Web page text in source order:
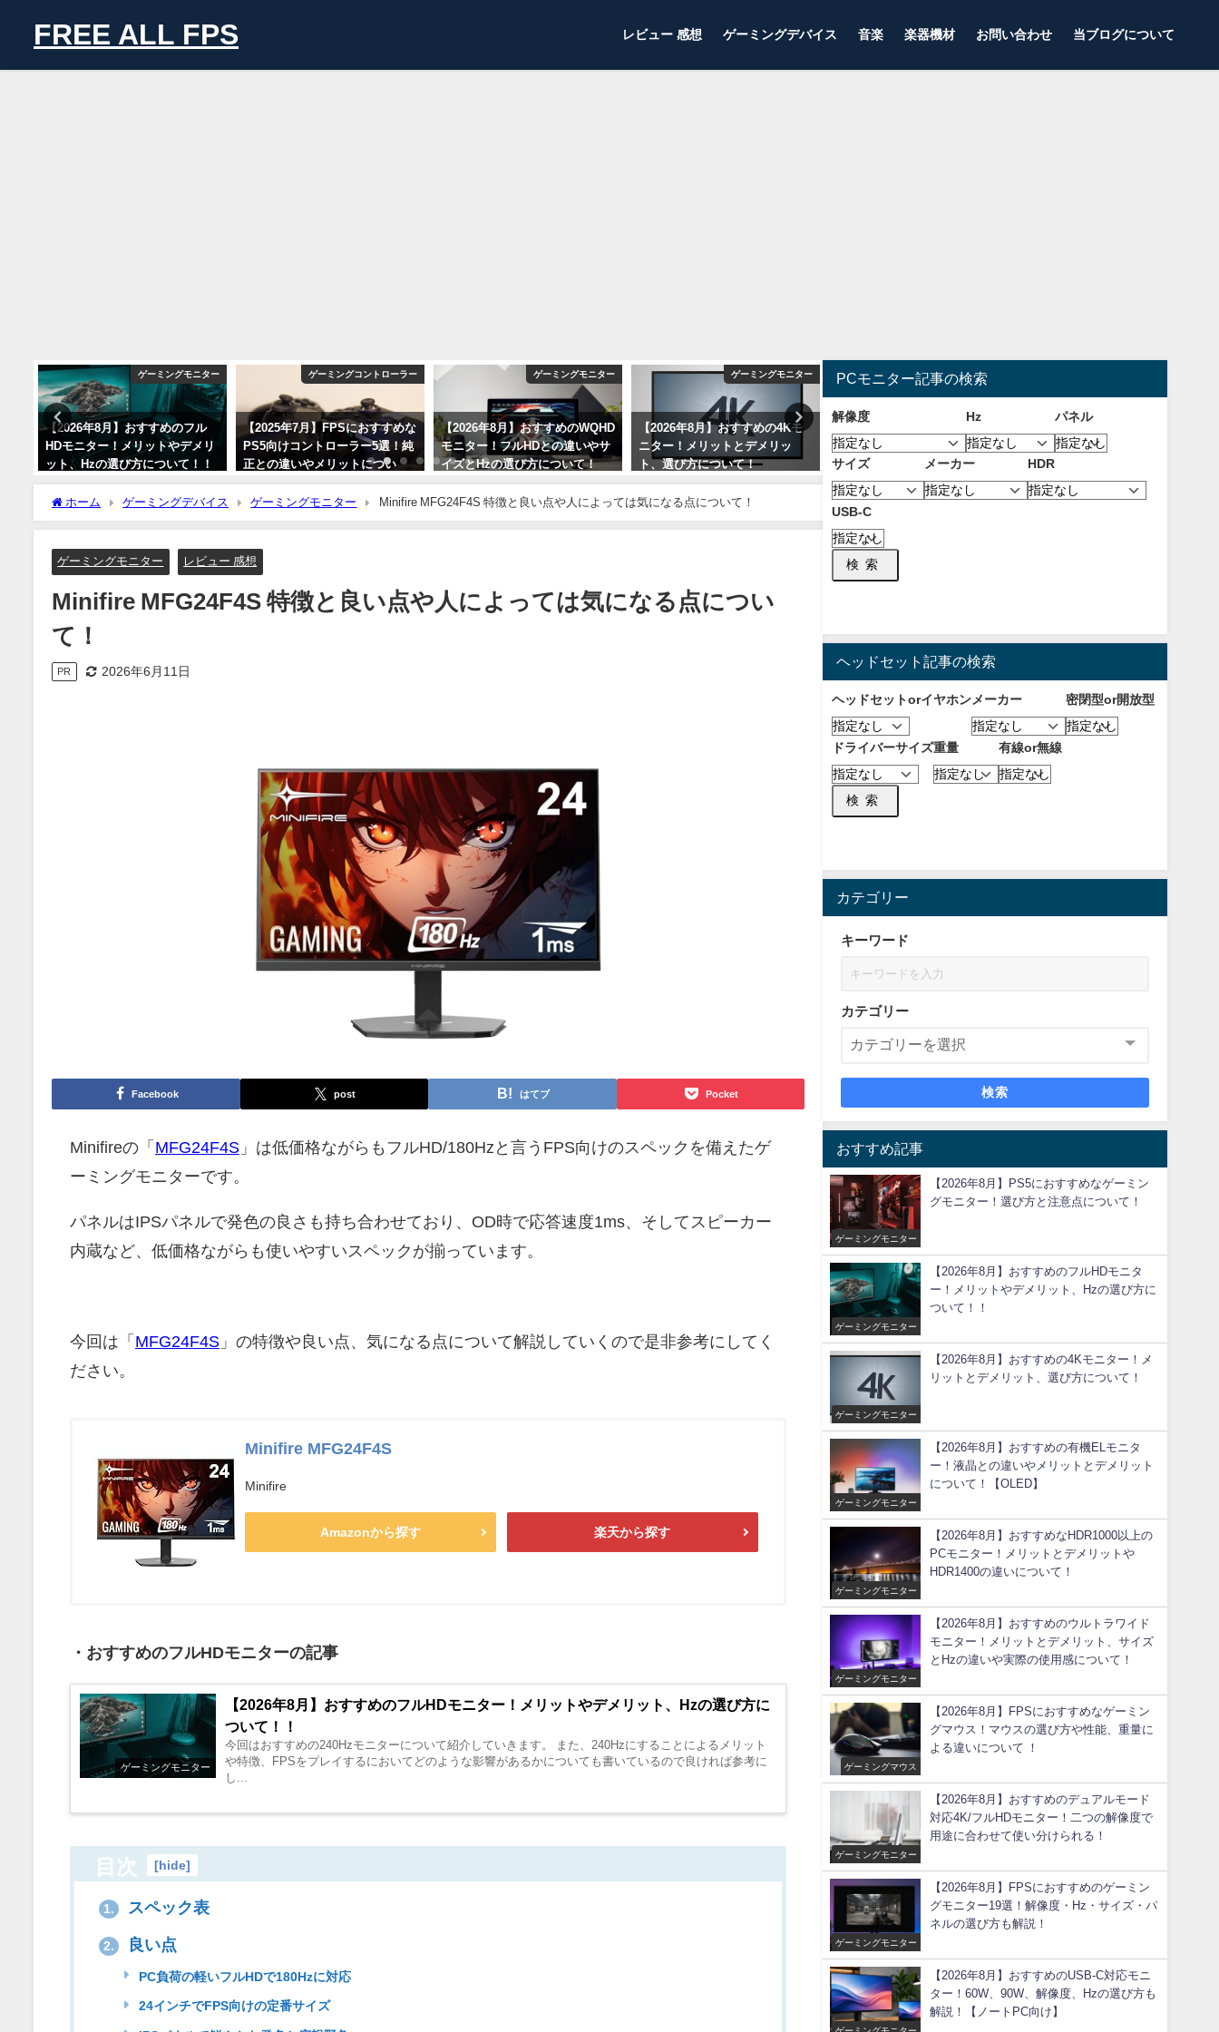
FREE ALL FPS レビュー 感想 ゲーミングデバイス 音楽 楽器機材 お問い合わせ 当ブログについて
ゲーミングモニター
【2026年8月】おすすめのフル
HDモニター！メリットやデメリ
ット、Hzの選び方について！！
ゲーミングコントローラー
【2025年7月】FPSにおすすめな
PS5向けコントローラー5選！純
正との違いやメリットについ
て！
2025年7月26日
ゲーミングモニター
【2026年8月】おすすめのWQHD
モニター！フルHDとの違いやサ
イズとHzの選び方について！
ゲーミングモニター
【2026年8月】おすすめの4Kモ
ニター！メリットとデメリッ
ト、選び方について！
ゲーミングコントローラー
FPS向けコントローラー！
Steamの設定を使うメリットと
選び方について！【パッド】
2025年7月26日
ニター5選！240Hzモニターとの
違いやメリットとデメリットに
ついて！
ホーム ゲーミングデバイス ゲーミングモニター Minifire MFG24F4S 特徴と良い点や人によっては気になる点について！
ゲーミングモニター レビュー 感想
Minifire MFG24F4S 特徴と良い点や人によっては気になる点につい
て！
PR 2026年6月11日
Facebook post はてブ Pocket
Minifireの「 MFG24F4S 」は低価格ながらもフルHD/180Hzと言うFPS向けのスペックを備えたゲ
ーミングモニターです。
パネルはIPSパネルで発色の良さも持ち合わせており、OD時で応答速度1ms、そしてスピーカー
内蔵など、低価格ながらも使いやすいスペックが揃っています。
今回は「 MFG24F4S 」の特徴や良い点、気になる点について解説していくので是非参考にしてく
ださい。
Minifire MFG24F4S
Minifire
Amazonから探す 楽天から探す
・おすすめのフルHDモニターの記事
ゲーミングモニター
【2026年8月】おすすめのフルHDモニター！メリットやデメリット、Hzの選び方に
ついて！！
今回はおすすめの240Hzモニターについて紹介していきます。 また、240Hzにすることによるメリット
や特徴、FPSをプレイするにおいてどのような影響があるかについても書いているので良ければ参考に
し...
目次 [ hide]
1. スペック表
2. 良い点
PC負荷の軽いフルHDで180Hzに対応
24インチでFPS向けの定番サイズ
PCモニター記事の検索
解像度 Hz パネル
サイズ メーカー HDR
USB-C
検索
ヘッドセット記事の検索
ヘッドセットorイヤホン メーカー 密閉型or開放型
ドライバーサイズ重量 有線or無線
検索
カテゴリー
キーワード
カテゴリー
検索
おすすめ記事
ゲーミングモニター
【2026年8月】PS5におすすめなゲーミン
グモニター！選び方と注意点について！
ゲーミングモニター
【2026年8月】おすすめのフルHDモニタ
ー！メリットやデメリット、Hzの選び方に
ついて！！
ゲーミングモニター
【2026年8月】おすすめの4Kモニター！メ
リットとデメリット、選び方について！
ゲーミングモニター
【2026年8月】おすすめの有機ELモニタ
ー！液晶との違いやメリットとデメリット
について！【OLED】
ゲーミングモニター
【2026年8月】おすすめなHDR1000以上の
PCモニター！メリットとデメリットや
HDR1400の違いについて！
ゲーミングモニター
【2026年8月】おすすめのウルトラワイド
モニター！メリットとデメリット、サイズ
とHzの違いや実際の使用感について！
ゲーミングマウス
【2026年8月】FPSにおすすめなゲーミン
グマウス！マウスの選び方や性能、重量に
よる違いについて ！
ゲーミングモニター
【2026年8月】おすすめのデュアルモード
対応4K/フルHDモニター！二つの解像度で
用途に合わせて使い分けられる！
ゲーミングモニター
【2026年8月】FPSにおすすめのゲーミン
グモニター19選！解像度・Hz・サイズ・パ
ネルの選び方も解説！
【2026年8月】おすすめのUSB-C対応モニ
ター！60W、90W、解像度、Hzの選び方も
解説！【ノートPC向け】